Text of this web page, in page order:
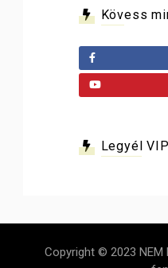
Kövess
Legyél
Copyright © 2023 NEM